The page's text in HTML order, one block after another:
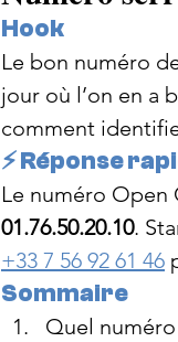
Hook
Le bon numéro
jour où l’on en a
comment
⚡ Réponse
Le numéro Open
01.76.50.20.10.
+33 7 56 92 61 46
Sommaire
Quel